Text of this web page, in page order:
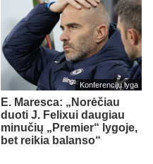
Konferencijų lyga
E. Maresca: „Norėčiau
duoti J. Felixui daugiau
minučių „Premier“ lygoje,
bet reikia balanso“